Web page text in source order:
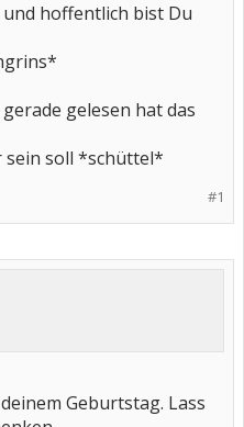
hoffentlich bist Du
gelesen hat das
sein soll *schüttel*
#1
Geburtstag. Lass